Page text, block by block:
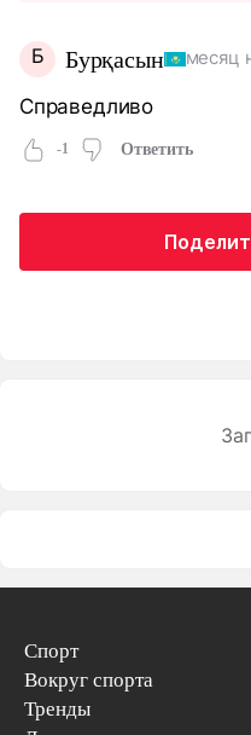
Б Бурқасын месяц
Справедливо
-1 Ответить
Спорт
Вокруг спорта
Тренды